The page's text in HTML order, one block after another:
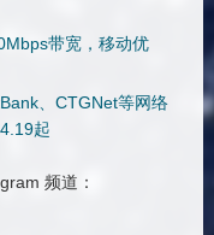
带宽，移动优
、CTGNet等网络
起
频道：